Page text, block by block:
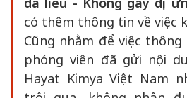
Theo quan sát mới nhất của
nhãn như vậy vẫn đang diễn
Ngoài những vấn đề liên